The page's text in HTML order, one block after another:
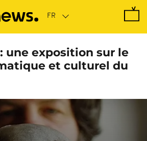
une exposition sur le
et culturel du